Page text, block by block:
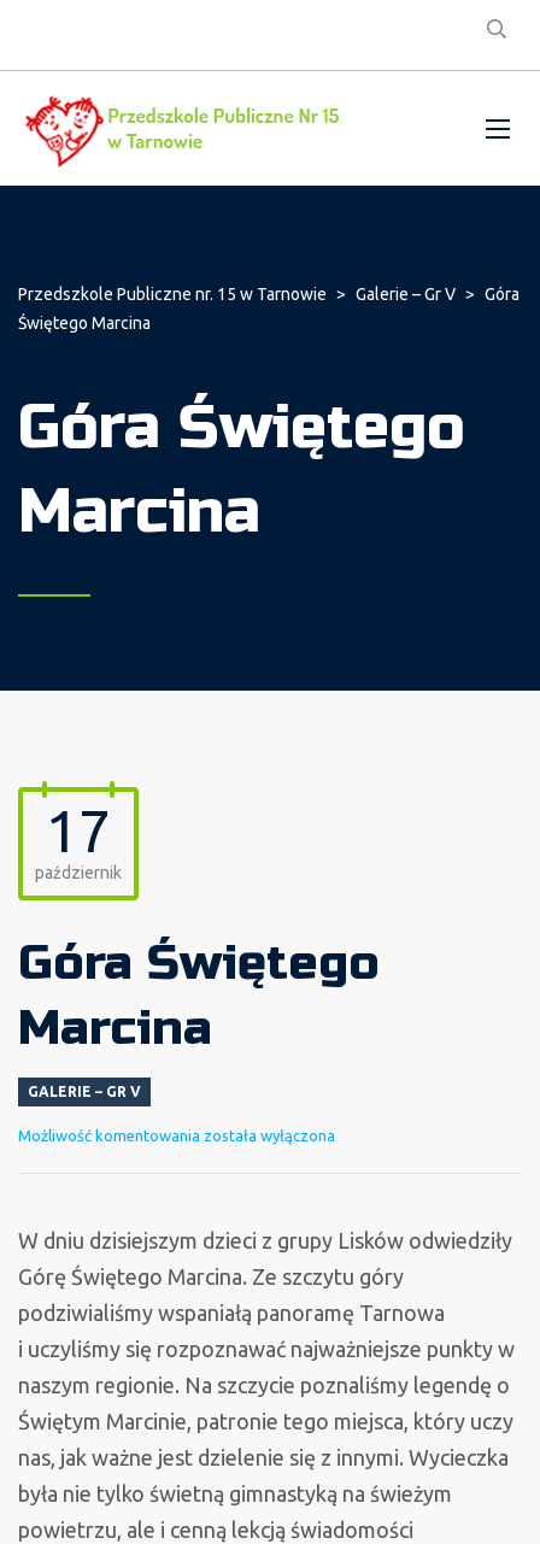
Przedszkole Publiczne nr. 15 w Tarnowie > Galerie – Gr V > Góra
Świętego Marcina
Góra Świętego
Marcina
17
październik
Góra Świętego
Marcina
GALERIE – GR V
Możliwość komentowania Góra
została wyłączona
W dniu dzisiejszym dzieci z grupy Lisków odwiedziły
Górę Świętego Marcina. Ze szczytu góry
podziwialiśmy wspaniałą panoramę Tarnowa
i uczyliśmy się rozpoznawać najważniejsze punkty w
naszym regionie. Na szczycie poznaliśmy legendę o
Świętym Marcinie, patronie tego miejsca, który uczy
nas, jak ważne jest dzielenie się z innymi. Wycieczka
była nie tylko świetną gimnastyką na świeżym
powietrzu, ale i cenną lekcją świadomości